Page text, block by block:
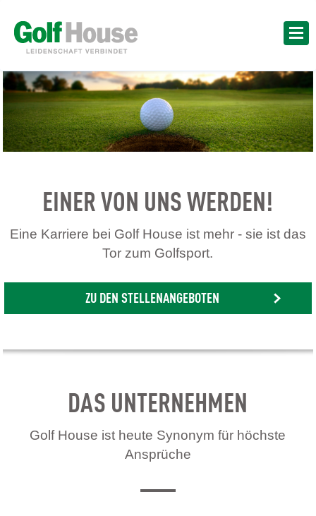
EINER VON UNS WERDEN!
Eine Karriere bei Golf House ist mehr - sie ist das
Tor zum Golfsport.
ZU DEN STELLENANGEBOTEN
DAS UNTERNEHMEN
Golf House ist heute Synonym für höchste
Ansprüche